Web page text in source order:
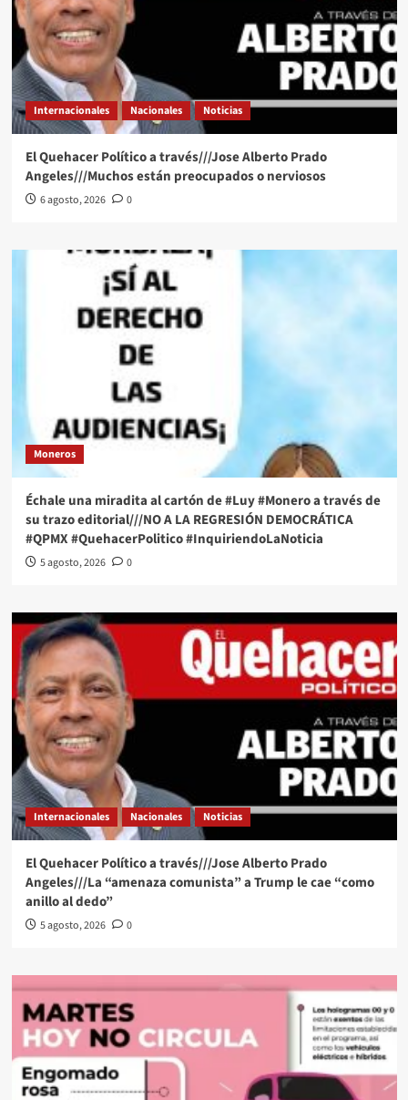
Internacionales Nacionales Noticias
El Quehacer Político a través///Jose Alberto Prado
Angeles///Muchos están preocupados o nerviosos
6 agosto, 2026 0
Moneros
Échale una miradita al cartón de #Luy #Monero a través de
su trazo editorial///NO A LA REGRESIÓN DEMOCRÁTICA
#QPMX #QuehacerPolitico #InquiriendoLaNoticia
5 agosto, 2026 0
Internacionales Nacionales Noticias
El Quehacer Político a través///Jose Alberto Prado
Angeles///La “amenaza comunista” a Trump le cae “como
anillo al dedo”
5 agosto, 2026 0